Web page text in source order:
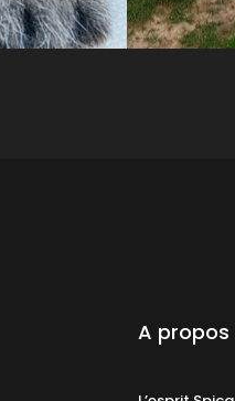
A propos